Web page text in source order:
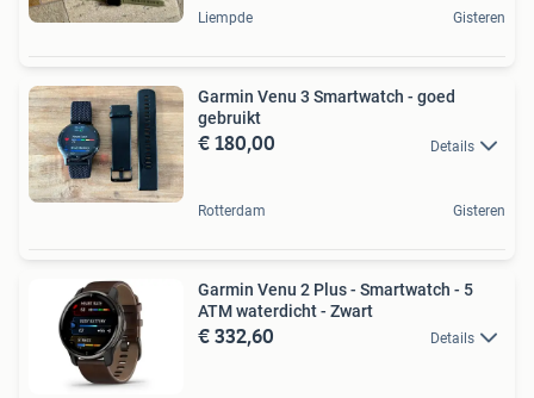
Liempde Gisteren
Garmin Venu 3 Smartwatch - goed
gebruikt
€ 180,00 Details
Rotterdam Gisteren
Garmin Venu 2 Plus - Smartwatch - 5
ATM waterdicht - Zwart
€ 332,60 Details